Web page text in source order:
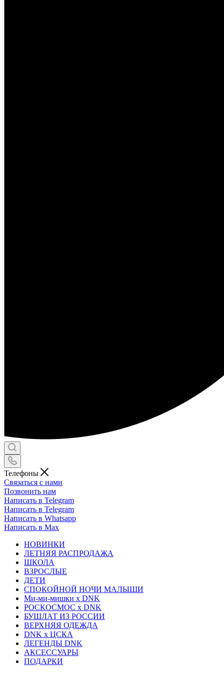
Телефоны
Связаться с нами
Позвонить нам
Написать в Telegram
Написать в Telegram
Написать в Whatsapp
Написать в Max
НОВИНКИ
ЛЕТНЯЯ РАСПРОДАЖА
ШКОЛА
ВЗРОСЛЫЕ
ДЕТИ
СПОКОЙНОЙ НОЧИ МАЛЫШИ
Ми-ми-мишки x DNK
РОСКОСМОС x DNK
БУШЛАТ ИЗ РОССИИ
ВЕРХНЯЯ ОДЕЖДА
DNK x ЦСКА
ЛЕГЕНДЫ DNK
АКСЕССУАРЫ
ПОДАРКИ